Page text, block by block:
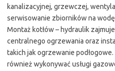
kanalizacyjnej, grzewczej,
serwisowanie zbiorników na
Montaż kotłów – hydraulik
centralnego ogrzewania oraz
takich jak ogrzewanie
również wykonywać usługi